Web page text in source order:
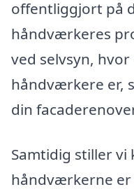
offentliggjort på
håndværkeres
ved selvsyn,
håndværkere er,
din
Samtidig stiller vi
håndværkerne